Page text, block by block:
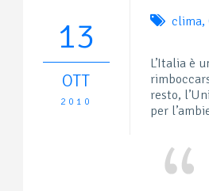
13
OTT
2010
clima,
L’Italia è
resto,
per